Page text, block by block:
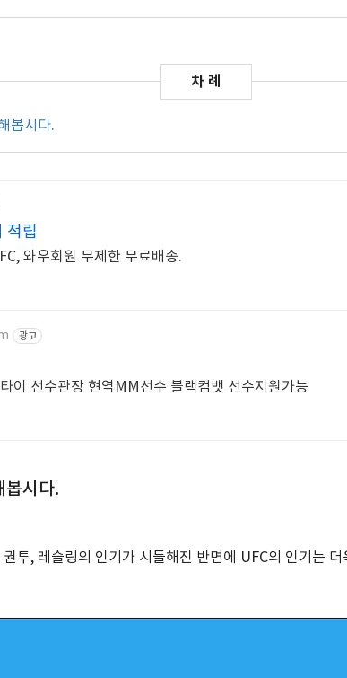
봅시다.
적립
와우회원 무제한 무료배송.
광고
주짓수블랙벨트 전)킥복싱 무에타이 선수관장 현역MM선수 블랙컴뱃 선수지원가능
봅시다.
투, 레슬링의 인기가 시들해진 반면에 UFC의 인기는